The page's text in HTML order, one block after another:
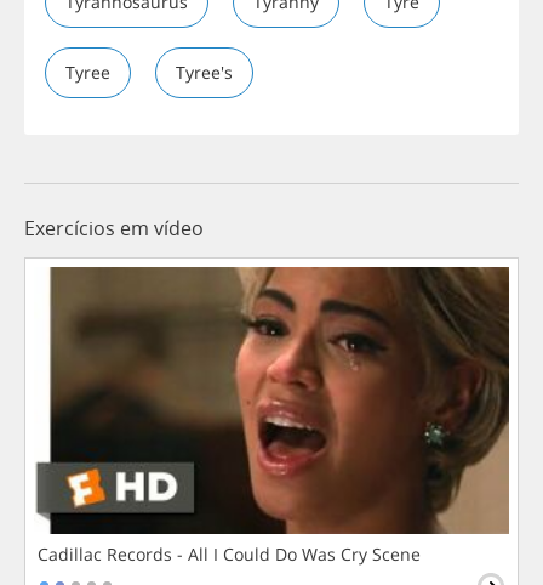
Tyree Tyree's
Exercícios em vídeo
Cadillac Records - All I Could Do Was Cry Scene